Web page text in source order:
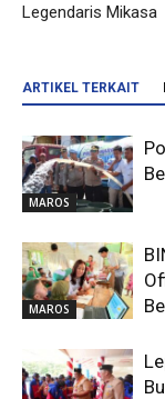
Legendaris Mikasa
ARTIKEL TERKAIT
MAROS
MAROS